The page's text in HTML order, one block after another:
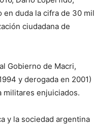
duda la cifra de 30 mil
ciudadana de
Gobierno de Macri,
y derogada en 2001)
militares enjuiciados.
y la sociedad argentina